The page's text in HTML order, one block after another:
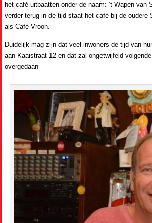
het café uitbaatten onder de naam: ’t Wapen van
verder terug in de tijd staat het café bij de oudere
als Café Vroon.
Duidelijk mag zijn dat veel inwoners de tijd van
aan Kaaistraat 12 en dat zal ongetwijfeld
overgedaan